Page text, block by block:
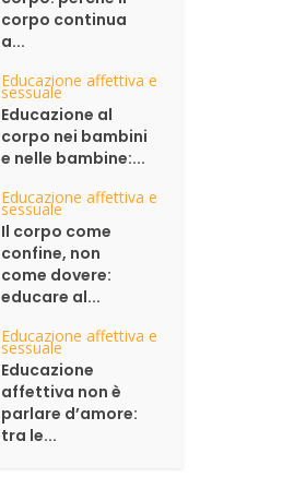
corpo continua
a...
Educazione affettiva e
sessuale
Educazione al
corpo nei bambini
e nelle bambine:...
Educazione affettiva e
sessuale
Il corpo come
confine, non
come dovere:
educare al...
Educazione affettiva e
sessuale
Educazione
affettiva non è
parlare d’amore:
tra le...